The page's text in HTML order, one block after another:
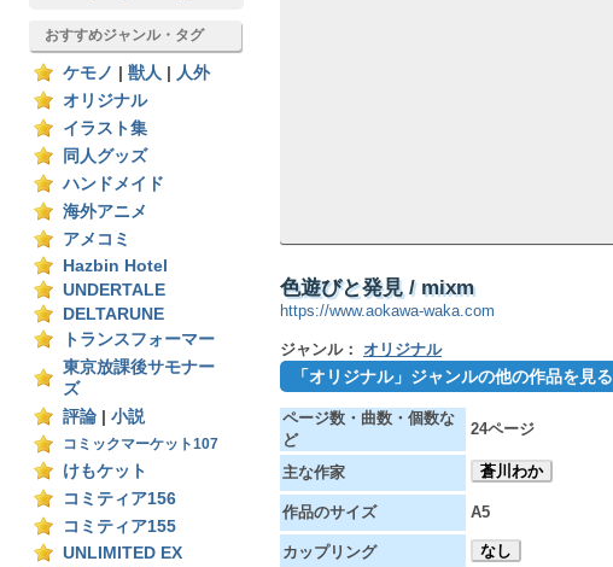
おすすめジャンル・タグ
ケモノ 獣人
人外
オリジナル
イラスト集
同人グッズ
ハンドメイド
海外アニメ
アメコミ
Hazbin Hotel
UNDERTALE
DELTARUNE
トランスフォーマー
東京放課後サモナー
ズ
評論
小説
コミックマーケット107
けもケット
コミティア156
コミティア155
UNLIMITED EX
色遊びと発見 / mixm
https://www.aokawa-waka.com
ジャンル： オリジナル
「オリジナル」ジャンルの他の作品を見る
ページ数・曲数・個数な
ど
24ページ
主な作家 蒼川わか
作品のサイズ A5
カップリング なし